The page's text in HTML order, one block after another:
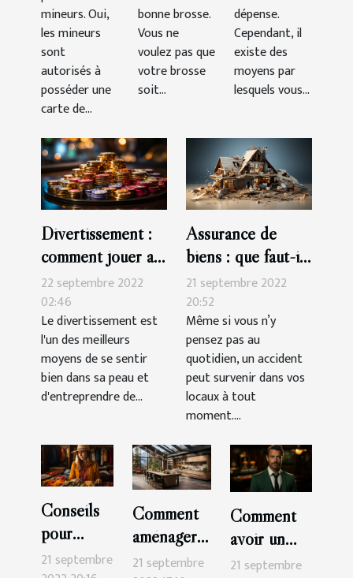
mineurs. Oui,
les mineurs
sont
autorisés à
posséder une
carte de...
bonne brosse.
Vous ne
voulez pas que
votre brosse
soit...
dépense.
Cependant, il
existe des
moyens par
lesquels vous...
Divertissement :
comment jouer au
casino en ligne
22 septembre 2022
02:46
Le divertissement est
l'un des meilleurs
moyens de se sentir
bien dans sa peau et
d'entreprendre de...
Assurance de
biens : que faut-il
savoir ?
21 septembre 2022
20:52
Même si vous n’y
pensez pas au
quotidien, un accident
peut survenir dans vos
locaux à tout
moment....
Conseils
pour
organiser
21 septembre
Comment
aménager
sa cuisine ?
21 septembre
Comment
avoir un
bonus sur
21 septembre